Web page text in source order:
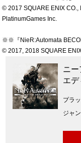
© 2017 SQUARE ENIX
PlatinumGames Inc.
※※『NieR:Automata
© 2017, 2018 SQUARE
ニ
エ
プラ
ジャ